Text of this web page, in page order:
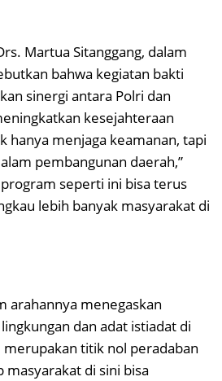
Martua Sitanggang, dalam
bahwa kegiatan bakti
sinergi antara Polri dan
kesejahteraan
hanya menjaga keamanan, tapi
pembangunan daerah,”
seperti ini bisa terus
lebih banyak masyarakat di
arahannya menegaskan
dan adat istiadat di
merupakan titik nol peradaban
masyarakat di sini bisa